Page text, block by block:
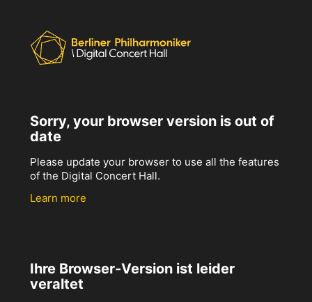
Sorry, your browser version is out of
date
Please update your browser to use all the features
of the Digital Concert Hall.
Learn more
Ihre Browser-Version ist leider
veraltet